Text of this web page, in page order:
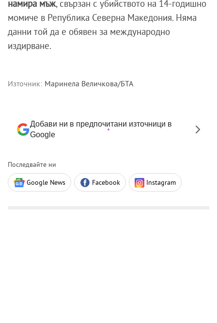
намира мъж, свързан с убийството на 14-годишно
момиче в Република Северна Македония. Няма
данни той да е обявен за международно
издирване.
Източник: Маринела Величкова/БТА
Добави ни в предпочитани източници в
Google
Последвайте ни
Google News Facebook Instagram